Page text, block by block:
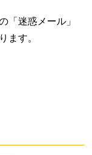
「迷惑メール」
ます。